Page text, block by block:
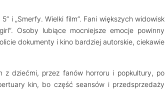
i „Smerfy. Wielki film”. Fani większych widowisk
Osoby lubiące mocniejsze emocje powinny
dokumenty i kino bardziej autorskie, ciekawie
dziećmi, przez fanów horroru i popkultury, po
kin, bo część seansów i przedsprzedaży